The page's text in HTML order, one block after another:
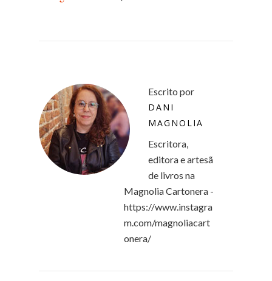
Escrito por
DANI
MAGNOLIA
Escritora,
editora e artesã
de livros na
Magnolia Cartonera -
https://www.instagra
m.com/magnoliacart
onera/